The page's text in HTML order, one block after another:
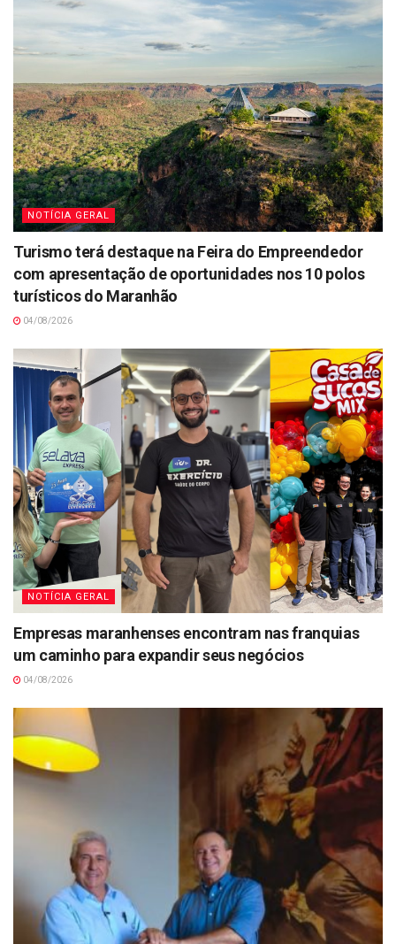
NOTÍCIA GERAL
Turismo terá destaque na Feira do Empreendedor
com apresentação de oportunidades nos 10 polos
turísticos do Maranhão
04/08/2026
NOTÍCIA GERAL
Empresas maranhenses encontram nas franquias
um caminho para expandir seus negócios
04/08/2026